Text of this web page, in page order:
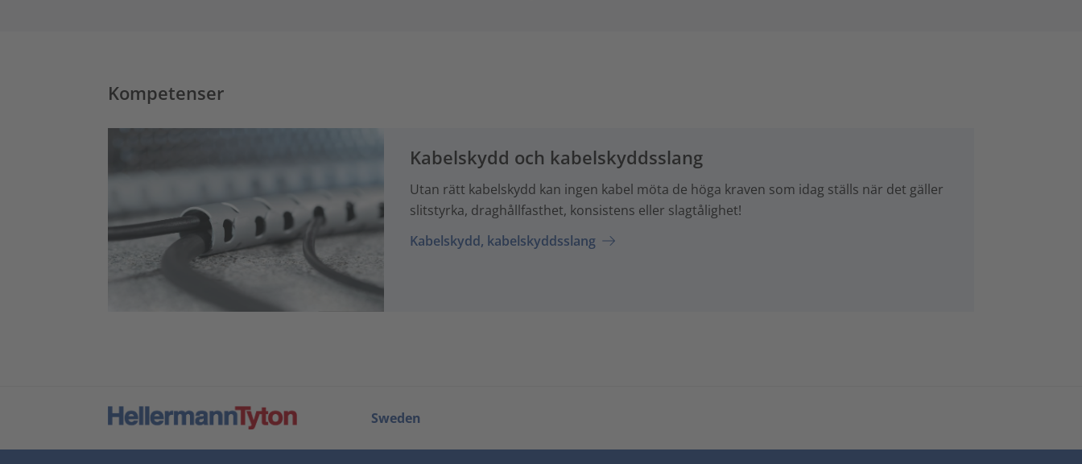
Kompetenser
Kabelskydd och kabelskyddsslang
Utan rätt kabelskydd kan ingen kabel möta de höga kraven som idag ställs när det gäller
slitstyrka, draghållfasthet, konsistens eller slagtålighet!
Kabelskydd, kabelskyddsslang
Sweden